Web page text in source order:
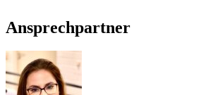
Ansprechpartner